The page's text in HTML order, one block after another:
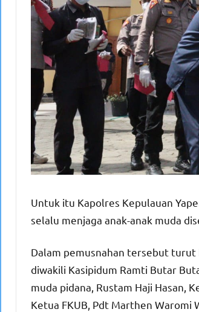
Untuk itu Kapolres Kepulauan
selalu menjaga anak-anak muda
Dalam pemusnahan tersebut turut
diwakili Kasipidum Ramti Butar
muda pidana, Rustam Haji Hasan,
Ketua FKUB, Pdt Marthen Waromi